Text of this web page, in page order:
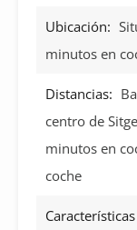
Ubicación:
minutos en
Distancias:
centro de
minutos en
coche